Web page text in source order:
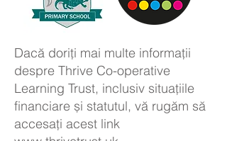
Dacă doriți mai multe informații
despre Thrive Co-operative
Learning Trust, inclusiv situațiile
financiare și statutul, vă rugăm să
accesați acest link